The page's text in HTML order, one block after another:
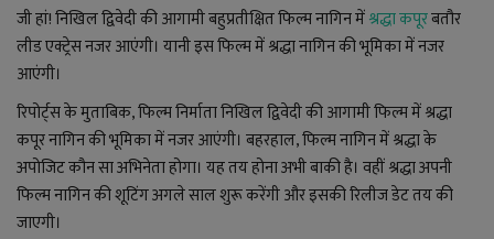
करिअर
वाद विवाद
संपादकीय
धर्म
जी हां! निखिल द्विवेदी की आगामी बहुप्रतीक्षित फिल्म नागिन मेंश्रद्धा कपूरबतौर
लीड एक्ट्रेस नजर आएंगी। यानी इस फिल्म में श्रद्धा नागिन की भूमिका में नजर
आएंगी।
रिपोर्ट्स के मुताबिक, फिल्म निर्माता निखिल द्विवेदी की आगामी फिल्म में श्रद्धा
कपूर नागिन की भूमिका में नजर आएंगी। बहरहाल, फिल्म नागिन में श्रद्धा के
अपोजिट कौन सा अभिनेता होगा। यह तय होना अभी बाकी है। वहीं श्रद्धा अपनी
फिल्म नागिन की शूटिंग अगले साल शुरू करेंगी और इसकी रिलीज डेट तय की
जाएगी।